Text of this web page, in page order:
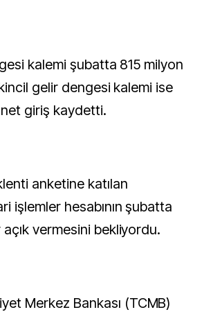
kalemi şubatta 815 milyon
gelir dengesi kalemi ise
giriş kaydetti.
anketine katılan
işlemler hesabının şubatta
vermesini bekliyordu.
Merkez Bankası (TCMB)